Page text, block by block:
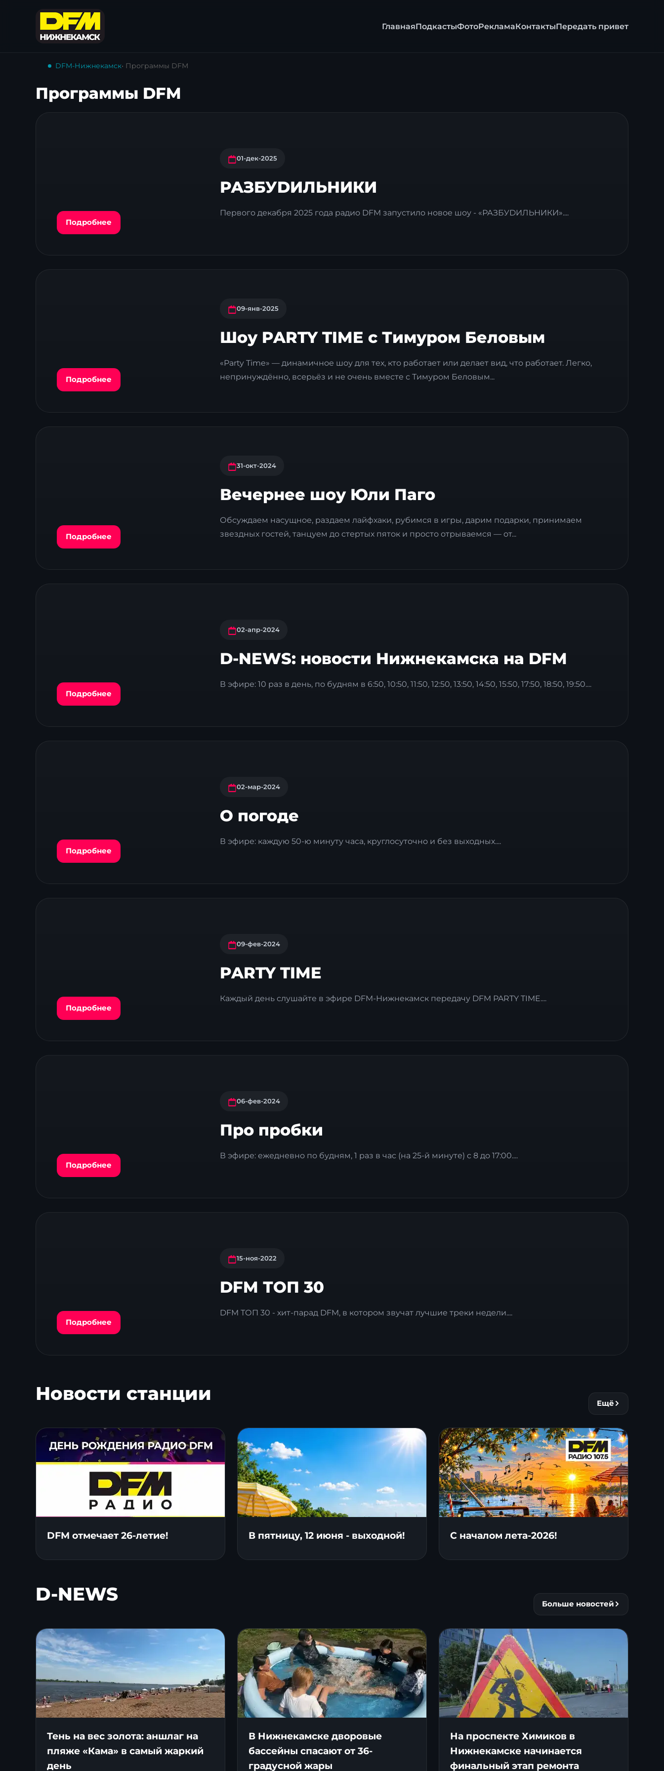
ГлавнаяПодкастыФотоРекламаКонтактыПередать привет
DFM-Нижнекамск• Программы DFM
Программы DFM
Подробнее
01-дек-2025
РАЗБУDИЛЬНИКИ
Первого декабря 2025 года радио DFM запустило новое шоу - «РАЗБУDИЛЬНИКИ»....
Подробнее
09-янв-2025
Шоу PARTY TIME с Тимуром Беловым
«Party Time» — динамичное шоу для тех, кто работает или делает вид, что работает. Легко,
непринуждённо, всерьёз и не очень вместе с Тимуром Беловым...
Подробнее
31-окт-2024
Вечернее шоу Юли Паго
Обсуждаем насущное, раздаем лайфхаки, рубимся в игры, дарим подарки, принимаем
звездных гостей, танцуем до стертых пяток и просто отрываемся — от...
Подробнее
02-апр-2024
D-NEWS: новости Нижнекамска на DFM
В эфире: 10 раз в день, по будням в 6:50, 10:50, 11:50, 12:50, 13:50, 14:50, 15:50, 17:50, 18:50, 19:50....
Подробнее
02-мар-2024
О погоде
В эфире: каждую 50-ю минуту часа, круглосуточно и без выходных....
Подробнее
09-фев-2024
PARTY TIME
Каждый день слушайте в эфире DFM-Нижнекамск передачу DFM PARTY TIME....
Подробнее
06-фев-2024
Про пробки
В эфире: ежедневно по будням, 1 раз в час (на 25-й минуте) с 8 до 17:00....
Подробнее
15-ноя-2022
DFM ТОП 30
DFM ТОП 30 - хит-парад DFM, в котором звучат лучшие треки недели....
Новости станции Ещё
DFM отмечает 26-летие! В пятницу, 12 июня - выходной! С началом лета-2026!
D-NEWS Больше новостей
Тень на вес золота: аншлаг на
пляже «Кама» в самый жаркий
день
В Нижнекамске дворовые
бассейны спасают от 36-
градусной жары
На проспекте Химиков в
Нижнекамске начинается
финальный этап ремонта